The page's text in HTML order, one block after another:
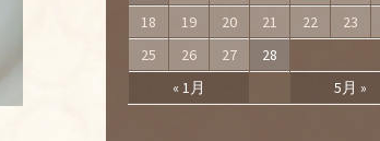
« 1月 5月 »
18
19 20 21 22 23
25
26 27 28